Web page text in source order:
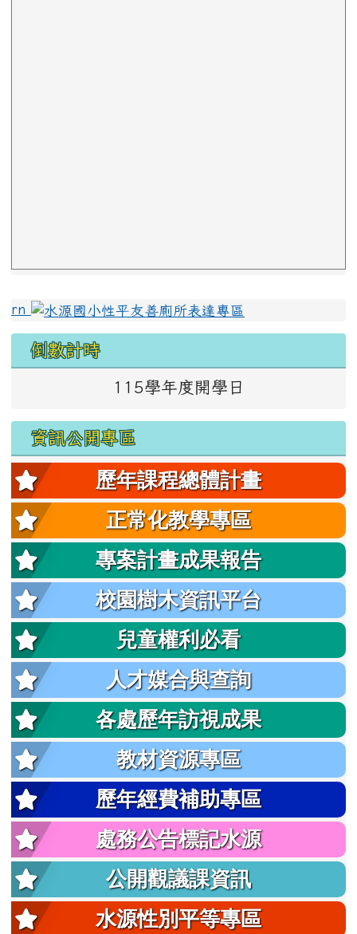
左邊區域內容
rn
倒數計時
115學年度開學日
資訊公開專區
歷年課程總體計畫
正常化教學專區
專案計畫成果報告
校園樹木資訊平台
兒童權利必看
人才媒合與查詢
各處歷年訪視成果
教材資源專區
歷年經費補助專區
處務公告標記水源
公開觀議課資訊
水源性別平等專區